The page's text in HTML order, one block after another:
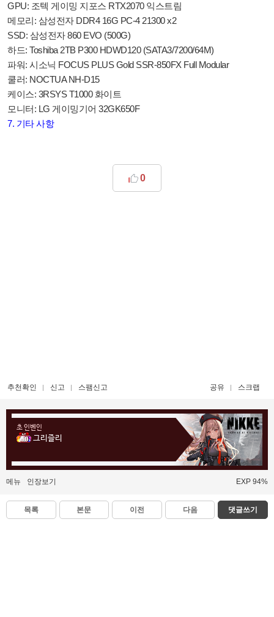
GPU: 조텍 게이밍 지포스 RTX2070 익스트림
메모리: 삼성전자 DDR4 16G PC-4 21300 x2
SSD: 삼성전자 860 EVO (500G)
하드: Toshiba 2TB P300 HDWD120 (SATA3/7200/64M)
파워: 시소닉 FOCUS PLUS Gold SSR-850FX Full Modular
쿨러: NOCTUA NH-D15
케이스: 3RSYS T1000 화이트
모니터: LG 게이밍기어 32GK650F
7. 기타 사항
0
추천확인 신고 스팸신고 공유 스크랩
초 인벤인
그리즐리
메뉴 인장보기 EXP 94%
목록 본문 이전 다음 댓글쓰기